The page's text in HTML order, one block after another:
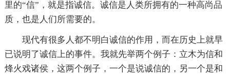
里的“信”，就是指诚信。诚信是人类所拥有的一种高尚品
质，也是人们所需要的。
现代有很多人都不明白诚信的作用，而在历史上就早
已说明了诚信上的事件。我就先举两个例子：立木为信和
烽火戏诸侯，这两个例子，一个是说诚信的，另一个是和